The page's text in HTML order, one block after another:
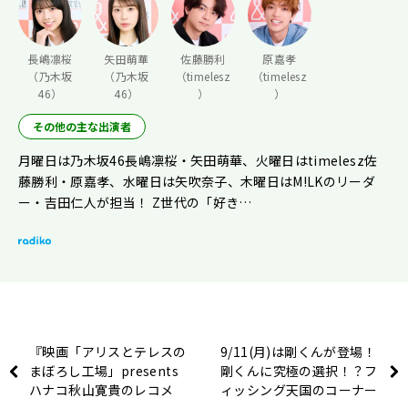
長嶋凛桜
（乃木坂
46）
矢田萌華
（乃木坂
46）
佐藤勝利
（timelesz
）
原嘉孝
（timelesz
）
その他の主な出演者
月曜日は乃木坂46長嶋凛桜・矢田萌華、火曜日はtimelesz佐
藤勝利・原嘉孝、水曜日は矢吹奈子、木曜日はM!LKのリーダ
ー・吉田仁人が担当！ Z世代の「好き…
『映画「アリスとテレスの
まぼろし工場」presents
ハナコ秋山寛貴のレコメ
9/11(月)は剛くんが登場！
剛くんに究極の選択！？フ
ィッシング天国のコーナー